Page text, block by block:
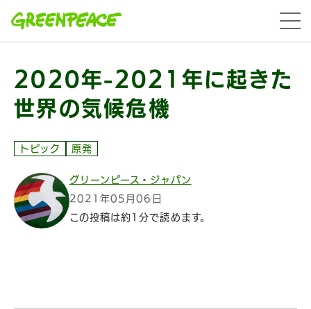
menu
2020年-2021年に起きた
世界の気候危機
トピック 原発
グリーンピース・ジャパン
2021年05月06日
この投稿は約1分で読めます。